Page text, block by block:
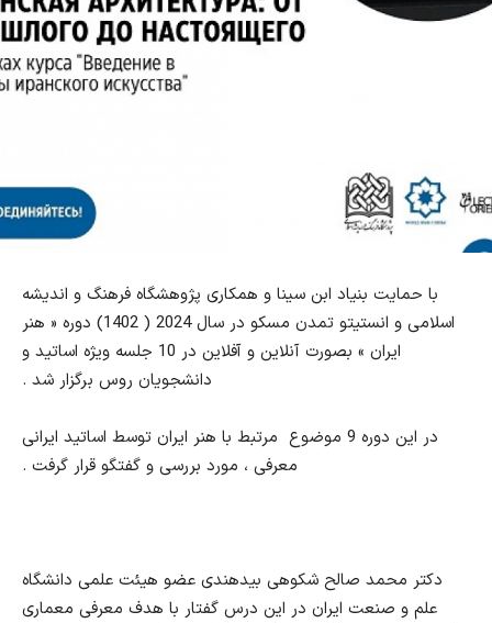
با حمایت بنیاد ابن سینا و همکاری پژوهشگاه فرهنگ و اندیشه
اسلامی و انستیتو تمدن مسکو در سال 2024 ( 1402) دوره « هنر
ایران » بصورت آنلاین و آفلاین در 10 جلسه ویژه اساتید و
دانشجویان روس برگزار شد .
در این دوره 9 موضوع
مرتبط با هنر ایران توسط اساتید ایرانی
معرفی ، مورد بررسی و گفتگو قرار گرفت .
دکتر محمد صالح شکوهی بیدهندی عضو هیئت علمی دانشگاه
علم و صنعت ایران در این درس گفتار با هدف معرفی معماری